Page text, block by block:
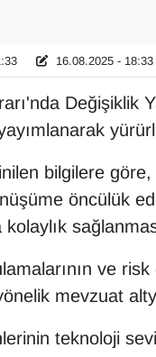
16.08.2025 - 18:33
Değişiklik
bilgilere
öncülük
ve
mevzuat
teknoloji